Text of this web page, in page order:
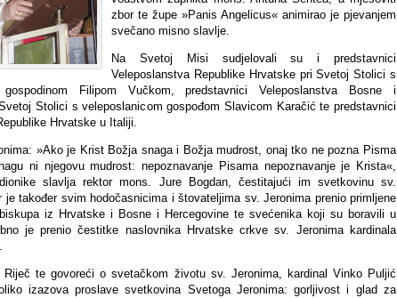
zbor te župe »Panis Angelicus« animirao je pjevanjem
svečano misno slavlje.
Na Svetoj Misi sudjelovali su i predstavnici
Veleposlanstva Republike Hrvatske pri Svetoj Stolici s
gospodinom Filipom Vučkom, predstavnici Veleposlanstva Bosne i
Stolici s veleposlanicom gospođom Slavicom Karačić te predstavnici
Hrvatske u Italiji.
»Ako je Krist Božja snaga i Božja mudrost, onaj tko ne pozna Pisma
ni njegovu mudrost: nepoznavanje Pisama nepoznavanje je Krista«,
slavlja rektor mons. Jure Bogdan, čestitajući im svetkovinu sv.
je također svim hodočasnicima i štovateljima sv. Jeronima prenio primljene
iz Hrvatske i Bosne i Hercegovine te svećenika koji su boravili u
je prenio čestitke naslovnika Hrvatske crkve sv. Jeronima kardinala
Riječ te govoreći o svetačkom životu sv. Jeronima, kardinal Vinko Puljić
izazova proslave svetkovina Svetoga Jeronima: gorljivost i glad za